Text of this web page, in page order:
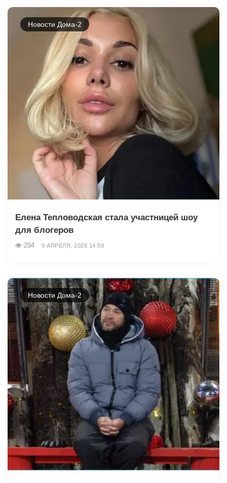
Новости Дома-2
Елена Тепловодская стала участницей шоу
для блогеров
294 9 АПРЕЛЯ, 2026 14:50
Новости Дома-2